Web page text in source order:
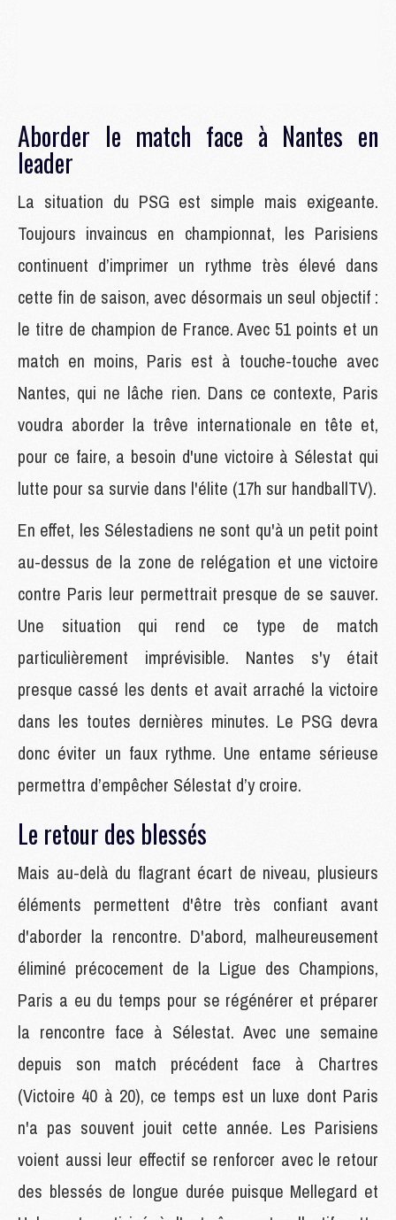
Aborder le match face à Nantes en
leader
La situation du PSG est simple mais exigeante.
Toujours invaincus en championnat, les Parisiens
continuent d’imprimer un rythme très élevé dans
cette fin de saison, avec désormais un seul objectif :
le titre de champion de France. Avec 51 points et un
match en moins, Paris est à touche-touche avec
Nantes, qui ne lâche rien. Dans ce contexte, Paris
voudra aborder la trêve internationale en tête et,
pour ce faire, a besoin d'une victoire à Sélestat qui
lutte pour sa survie dans l'élite (17h sur handballTV).
En effet, les Sélestadiens ne sont qu'à un petit point
au-dessus de la zone de relégation et une victoire
contre Paris leur permettrait presque de se sauver.
Une situation qui rend ce type de match
particulièrement imprévisible. Nantes s'y était
presque cassé les dents et avait arraché la victoire
dans les toutes dernières minutes. Le PSG devra
donc éviter un faux rythme. Une entame sérieuse
permettra d’empêcher Sélestat d’y croire.
Le retour des blessés
Mais au-delà du flagrant écart de niveau, plusieurs
éléments permettent d'être très confiant avant
d'aborder la rencontre. D'abord, malheureusement
éliminé précocement de la Ligue des Champions,
Paris a eu du temps pour se régénérer et préparer
la rencontre face à Sélestat. Avec une semaine
depuis son match précédent face à Chartres
(Victoire 40 à 20), ce temps est un luxe dont Paris
n'a pas souvent jouit cette année. Les Parisiens
voient aussi leur effectif se renforcer avec le retour
des blessés de longue durée puisque Mellegard et